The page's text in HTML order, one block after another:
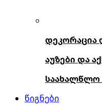
დეკორაცია
აუზები და
საახალწლო
წიგნები